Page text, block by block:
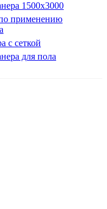
1500x3000
применению
с сеткой
для пола